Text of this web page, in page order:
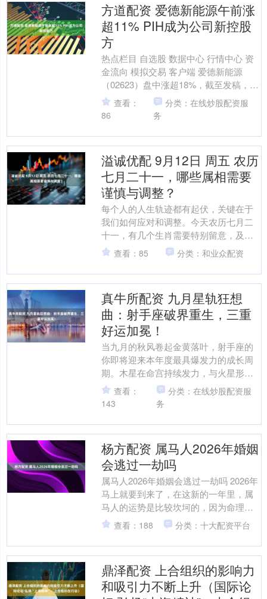
方道配资 爱德新能源午前涨
超11% PIH成为公司新控股
方
热点栏目 自选股 数据中心 行情中心 资
金流向 模拟交易 客户端 爱德新能源
（02623）盘中涨超18%，截至发稿，股
价上涨11.44%，现报4.97港元，成交....
查看：
86
分类：在线炒股配资服
务
溢诚优配 9月12日 周五 农历
七月二十一，哪些属相需要
谨慎与调整？
每个人的人生轨迹都有起伏，关键在于
我们如何应对和调整。今天农历七月二
十一，有几个生肖需要特别留意，及时
调整心态和行为，方能化解不利，迎接
好运。 属虎的朋友 今日....
查看：85 分类：和业众配资
真牛所配资 九月星轨狂想
曲：射手座破界重生，三重
好运加冕！
当九月的秋风卷起金黄落叶，射手座的
你即将迎来本年度最具爆发力的成长周
期。木星在命宫持续发力，与火星形成
罕见的"破界合相"，这个九月，你将撕
掉"随性浪子"的标签，....
查看：
143
分类：在线炒股配资服
务
杨方配资 属马人2026年婚姻
会逃过一劫吗
属马人2026年婚姻会逃过一劫吗 2026年
马上就要到来了，在这新的一年里，属
马人的运势是比较坎坷的，因为命理地
支与值年太岁相破，而破太岁会给各方
面运势的发展都....
查看：188 分类：十大配资平台
鼎泽配资 上合组织的影响力
和吸引力不断上升（国际论